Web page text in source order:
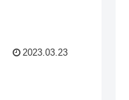
2023.03.23